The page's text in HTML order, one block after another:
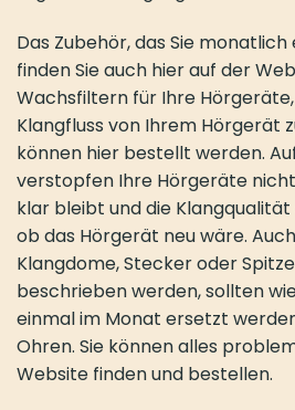
Das Zubehör, das Sie
finden Sie auch hier auf der
Wachsfiltern für Ihre
Klangfluss von Ihrem Hörgerät
können hier bestellt werden.
verstopfen Ihre Hörgeräte
klar bleibt und die
ob das Hörgerät neu wäre.
Klangdome, Stecker oder
beschrieben werden, sollten
einmal im Monat ersetzt
Ohren. Sie können alles
Website finden und bestellen.